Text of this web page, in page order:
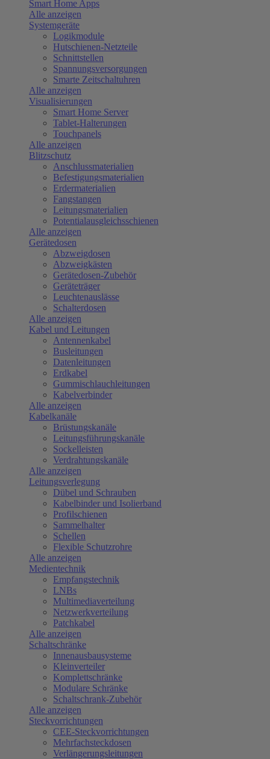
Smart Home Apps
Alle anzeigen
Systemgeräte
Logikmodule
Hutschienen-Netzteile
Schnittstellen
Spannungsversorgungen
Smarte Zeitschaltuhren
Alle anzeigen
Visualisierungen
Smart Home Server
Tablet-Halterungen
Touchpanels
Alle anzeigen
Blitzschutz
Anschlussmaterialien
Befestigungsmaterialien
Erdermaterialien
Fangstangen
Leitungsmaterialien
Potentialausgleichsschienen
Alle anzeigen
Gerätedosen
Abzweigdosen
Abzweigkästen
Gerätedosen-Zubehör
Geräteträger
Leuchtenauslässe
Schalterdosen
Alle anzeigen
Kabel und Leitungen
Antennenkabel
Busleitungen
Datenleitungen
Erdkabel
Gummischlauchleitungen
Kabelverbinder
Alle anzeigen
Kabelkanäle
Brüstungskanäle
Leitungsführungskanäle
Sockelleisten
Verdrahtungskanäle
Alle anzeigen
Leitungsverlegung
Dübel und Schrauben
Kabelbinder und Isolierband
Profilschienen
Sammelhalter
Schellen
Flexible Schutzrohre
Alle anzeigen
Medientechnik
Empfangstechnik
LNBs
Multimediaverteilung
Netzwerkverteilung
Patchkabel
Alle anzeigen
Schaltschränke
Innenausbausysteme
Kleinverteiler
Komplettschränke
Modulare Schränke
Schaltschrank-Zubehör
Alle anzeigen
Steckvorrichtungen
CEE-Steckvorrichtungen
Mehrfachsteckdosen
Verlängerungsleitungen